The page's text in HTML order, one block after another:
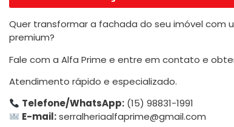
Quer transformar a fachada do seu imóvel
premium?
Fale com a Alfa Prime e entre em contato e
Atendimento rápido e especializado.
Telefone/WhatsApp: (15) 98831-1991
E-mail:serralheriaalfaprime@gmail.com